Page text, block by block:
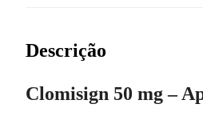
Descrição
Clomisign 50 mg –